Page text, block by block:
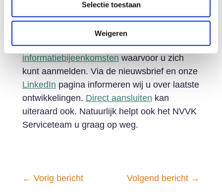
Selectie toestaan
Weigeren
. De snelste manier is om aan te
sluiten via het webportaal voorschuldeisers
schuldhulpverleners. Het
Schuldenknooppunt organiseert elke maand
informatiebijeenkomsten waarvoor u zich
kunt aanmelden. Via de nieuwsbrief en onze
LinkedIn pagina informeren wij u over laatste
ontwikkelingen. Direct aansluiten kan
uiteraard ook. Natuurlijk helpt ook het NVVK
Serviceteam u graag op weg.
← Vorig bericht Volgend bericht →